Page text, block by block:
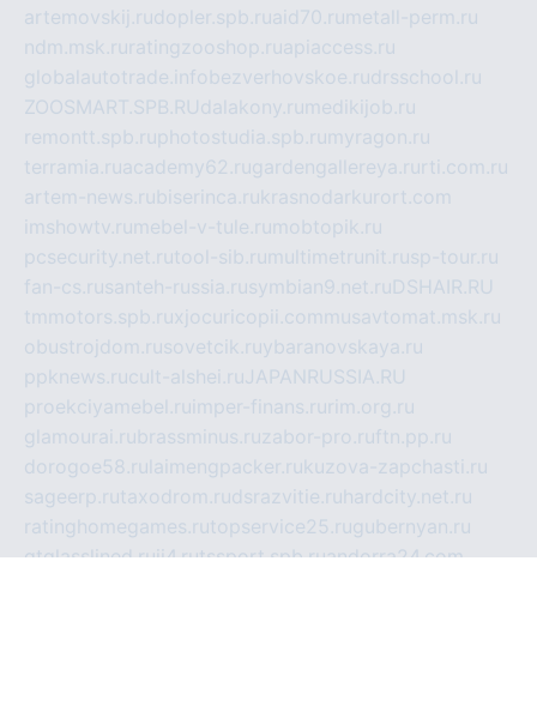
artemovskij.rudopler.spb.ruaid70.ru metall-perm.ru
ndm.msk.ru ratingzooshop.ruapiaccess.ru
globalautotrade.info bezverhovskoe.rudrsschool.ru
ZOOSMART.SPB.RUdalakony.ru medikijob.ru
remontt.spb.ruphotostudia.spb.ru myragon.ru
terramia.ruacademy62.rugardengallereya.ru rti.com.ru
artem-news.rubiserinca.rukrasnodarkurort.com
imshowtv.ru mebel-v-tule.ru mobtopik.ru
pcsecurity.net.rutool-sib.ru multimetrunit.rusp-tour.ru
fan-cs.rusanteh-russia.rusymbian9.net.ruDSHAIR.RU
tmmotors.spb.ruxjocuricopii.com musavtomat.msk.ru
obustrojdom.rusovetcik.ruybaranovskaya.ru
ppknews.rucult-alshei.ruJAPANRUSSIA.RU
proekciyamebel.ru imper-finans.ru rim.org.ru
glamourai.rubrassminus.ruzabor-pro.ruftn.pp.ru
dorogoe58.ru laimengpacker.rukuzova-zapchasti.ru
sageerp.rutaxodrom.rudsrazvitie.ru hardcity.net.ru
ratinghomegames.rutopservice25.rugubernyan.ru
gtglasslined.ruii4.rutssport.spb.ruandorra24.com